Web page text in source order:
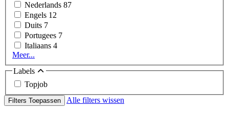
Nederlands 87
Engels 12
Duits 7
Portugees 7
Italiaans 4
Meer...
Labels
Topjob
Filters Toepassen Alle filters wissen